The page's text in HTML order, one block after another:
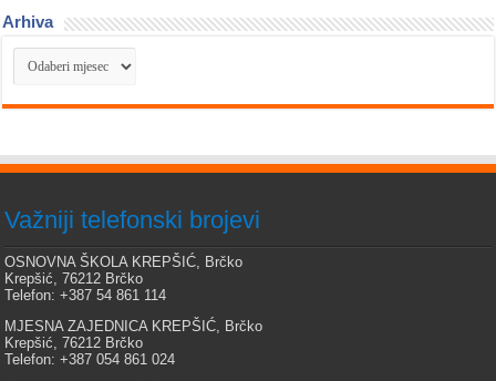
Arhiva
Arhiva
Važniji telefonski brojevi
OSNOVNA ŠKOLA KREPŠIĆ, Brčko
Krepšić, 76212 Brčko
Telefon: +387 54 861 114
MJESNA ZAJEDNICA KREPŠIĆ, Brčko
Krepšić, 76212 Brčko
Telefon: +387 054 861 024